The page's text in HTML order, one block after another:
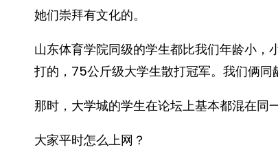
她们崇拜有文化的。
山东体育学院同级的学生都比我们年龄小
打的，75公斤级大学生散打冠军。我们俩同
那时，大学城的学生在论坛上基本都混在同一
大家平时怎么上网？